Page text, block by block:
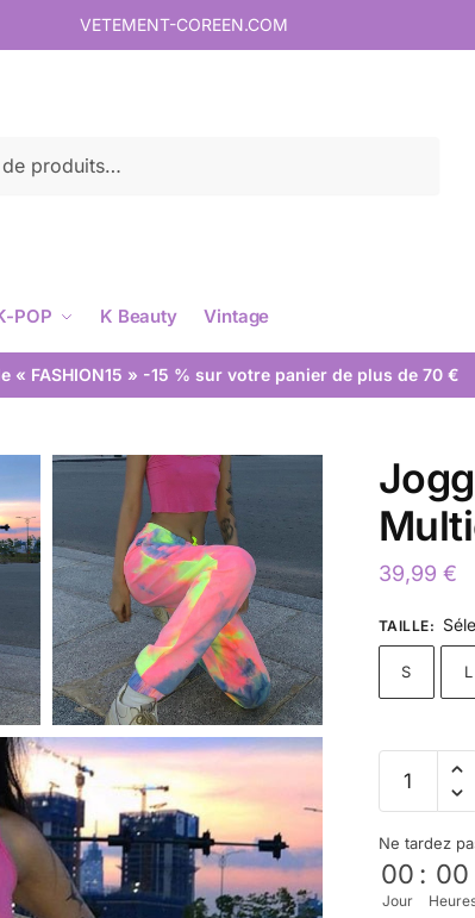
VETEMENT-COREEN.COM
POP K Beauty Vintage
« FASHION15 » -15 % sur votre panier de plus de 70 €
39,99 €
TAILLE:
S L
Ne tardez
00
Jour
: 00